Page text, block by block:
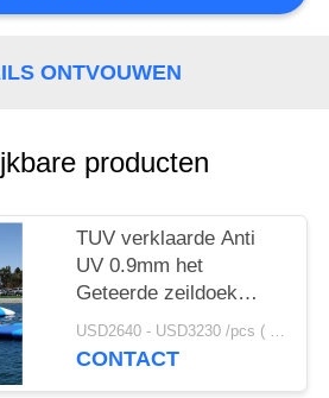
ONTVOUWEN
producten
TUV verklaarde Anti
UV 0.9mm het
Geteerde zeildoek
Opblaasbaar Water van
pvc het Springen
USD2640 - USD3230 /pcs ( price just for reference, detailed prices need to be confirmed） MOQ:1PC
CONTACT